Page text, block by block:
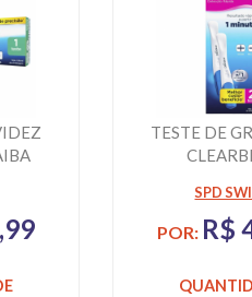
TESTE DE
SPD
POR: R$